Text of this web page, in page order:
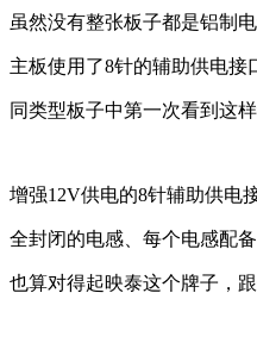
虽然没有整张板子都是铝制
主板使用了8针的辅助供电
同类型板子中第一次看到这
增强12V供电的8针辅助供电
全封闭的电感、每个电感配
也算对得起映泰这个牌子，